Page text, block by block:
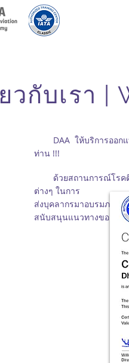
วกับเรา |
DAA ให้บริการออกแบ
ท่าน !!!
ด้วยสถานการณ์โรคติด
ต่างๆ ในการ
ส่งบุคลากรมาอบรมภายน
สนับสนุนแนวทางของรัฐใ